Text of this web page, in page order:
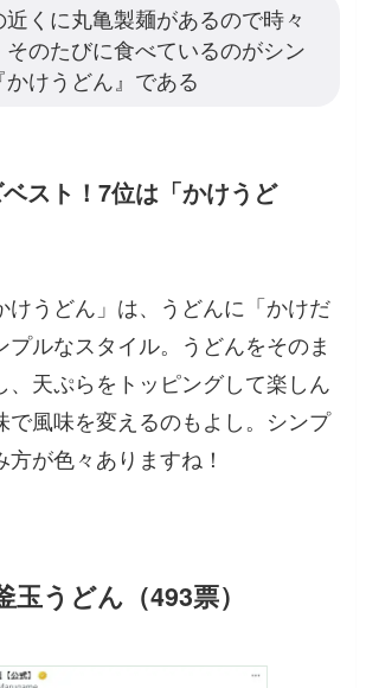
くに丸亀製麺があるので時々
のたびに食べているのがシン
かけうどん』である
スト！7位は「かけうど
けうどん」は、うどんに「かけだ
プルなスタイル。うどんをそのま
、天ぷらをトッピングして楽しん
で風味を変えるのもよし。シンプ
が色々ありますね！
玉うどん（493票）